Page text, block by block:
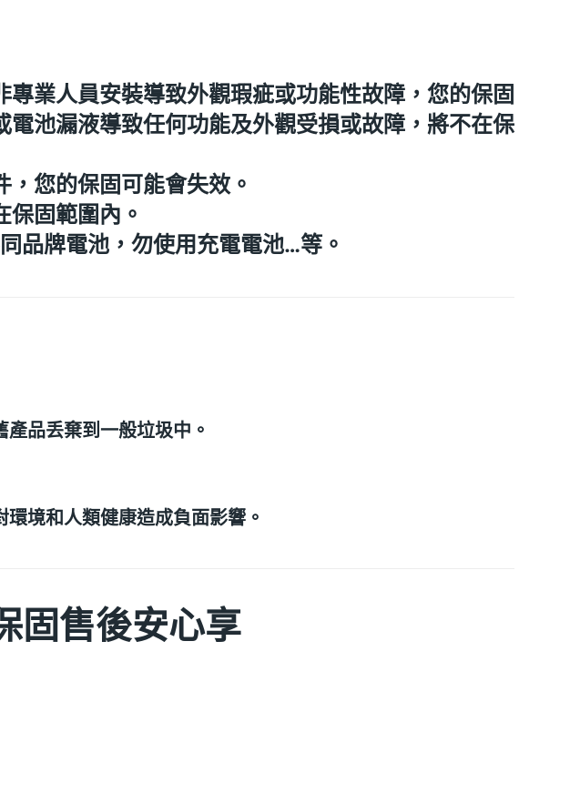
業人員安裝導致外觀瑕疵或功能性故障，您的保固
池漏液導致任何功能及外觀受損或故障，將不在保
您的保固可能會失效。
固範圍內。
品牌電池，勿使用充電電池…等。
品丢棄到一般垃圾中。
境和人類健康造成負面影響。
固售後安心享